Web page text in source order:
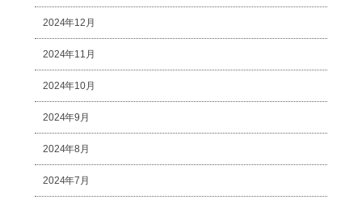
2024年12月
2024年11月
2024年10月
2024年9月
2024年8月
2024年7月